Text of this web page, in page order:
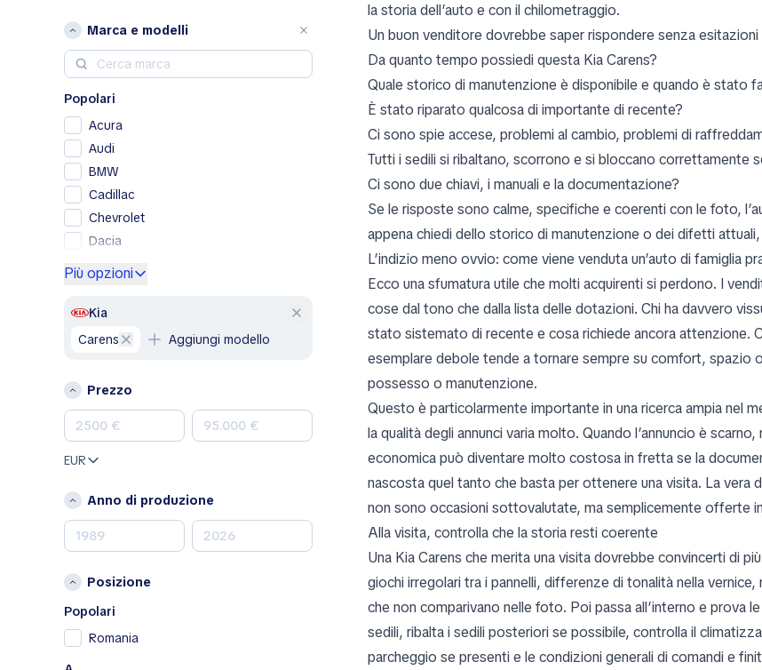
Marca e modelli
Popolari
Acura
Audi
BMW
Cadillac
Chevrolet
Dacia
GMC
Honda
Land Rover
Mercedes-Benz
MINI
Nissan
Peugeot
Porsche
RAM
Più opzioni
Kia
Carens
Aggiungi modello
Prezzo
EUR
Anno di produzione
Posizione
Popolari
Romania
la storia dell’auto e con il chilometraggio.
Un buon venditore dovrebbe saper rispondere senza esitazioni
Da quanto tempo possiedi questa Kia Carens?
Quale storico di manutenzione è disponibile e quando è stato
È stato riparato qualcosa di importante di recente?
Ci sono spie accese, problemi al cambio, problemi di
Tutti i sedili si ribaltano, scorrono e si bloccano correttamente
Ci sono due chiavi, i manuali e la documentazione?
Se le risposte sono calme, specifiche e coerenti con le foto,
appena chiedi dello storico di manutenzione o dei difetti
L’indizio meno ovvio: come viene venduta un’auto di famiglia
Ecco una sfumatura utile che molti acquirenti si perdono. I
cose dal tono che dalla lista delle dotazioni. Chi ha davvero
stato sistemato di recente e cosa richiede ancora attenzione.
esemplare debole tende a tornare sempre su comfort, spazio
possesso o manutenzione.
Questo è particolarmente importante in una ricerca ampia nel
la qualità degli annunci varia molto. Quando l’annuncio è
economica può diventare molto costosa in fretta se la
nascosta quel tanto che basta per ottenere una visita. La vera
non sono occasioni sottovalutate, ma semplicemente offerte
Alla visita, controlla che la storia resti coerente
Una Kia Carens che merita una visita dovrebbe convincerti di
giochi irregolari tra i pannelli, differenze di tonalità nella
che non comparivano nelle foto. Poi passa all’interno e prova
sedili, ribalta i sedili posteriori se possibile, controlla il
parcheggio se presenti e le condizioni generali di comandi e